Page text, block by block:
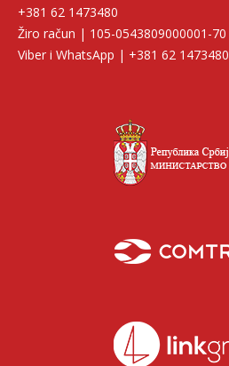
+381 62 1473480
Žiro račun | 105-0543809000001-70
Viber i WhatsApp | +381 62 1473480